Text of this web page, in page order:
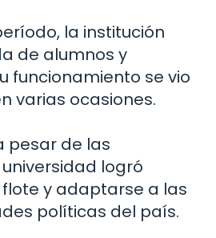
la institución
de alumnos y
funcionamiento se vio
varias ocasiones.
pesar de las
logró
y adaptarse a las
políticas del país.